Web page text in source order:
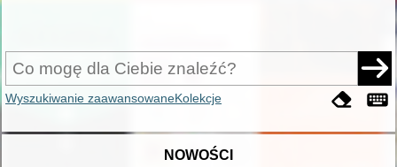
Wyszukiwanie zaawansowaneKolekcje
NOWOŚCI